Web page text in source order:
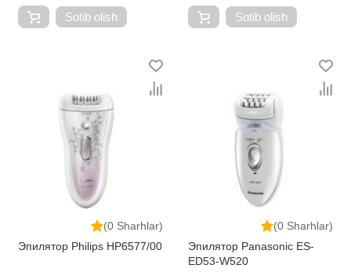
Sotib olish Sotib olish
(0 Sharhlar)
Эпилятор Philips HP6577/00
(0 Sharhlar)
Эпилятор Panasonic ES-
ED53-W520